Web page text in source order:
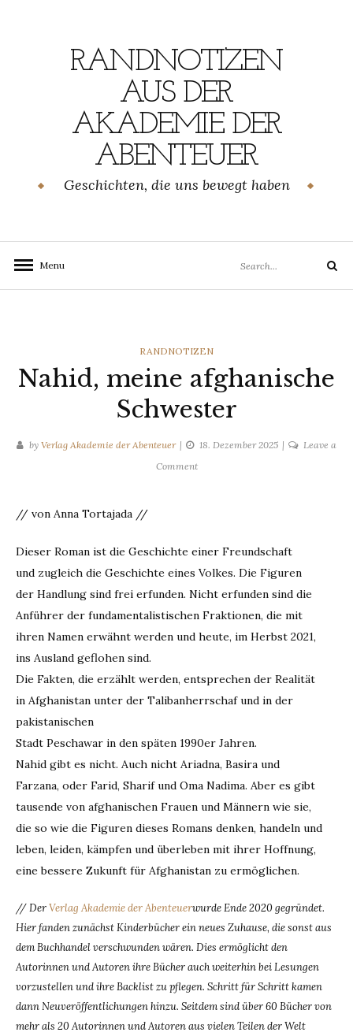
RANDNOTIZEN
AUS DER
AKADEMIE DER
ABENTEUER
Geschichten, die uns bewegt haben
Menu
for:
Search
CATEGORIES
RANDNOTIZEN
Nahid, meine afghanische
Schwester
by Verlag Akademie der Abenteuer 18. Dezember 2025
Leave a
Commenton
// von Anna Tortajada //
Dieser Roman ist die Geschichte einer Freundschaft
und zugleich die Geschichte eines Volkes. Die Figuren
der Handlung sind frei erfunden. Nicht erfunden sind die
Anführer der fundamentalistischen Fraktionen, die mit
ihren Namen erwähnt werden und heute, im Herbst 2021,
ins Ausland geflohen sind.
Die Fakten, die erzählt werden, entsprechen der Realität
in Afghanistan unter der Talibanherrschaf und in der
pakistanischen
Stadt Peschawar in den späten 1990er Jahren.
Nahid gibt es nicht. Auch nicht Ariadna, Basira und
Farzana, oder Farid, Sharif und Oma Nadima. Aber es gibt
tausende von afghanischen Frauen und Männern wie sie,
die so wie die Figuren dieses Romans denken, handeln und
leben, leiden, kämpfen und überleben mit ihrer Hoffnung,
eine bessere Zukunft für Afghanistan zu ermöglichen.
// DerVerlag Akademie der Abenteuerwurde Ende 2020 gegründet.
Hier fanden zunächst Kinderbücher ein neues Zuhause, die sonst aus
dem Buchhandel verschwunden wären. Dies ermöglicht den
Autorinnen und Autoren ihre Bücher auch weiterhin bei Lesungen
vorzustellen und ihre Backlist zu pflegen. Schritt für Schritt kamen
dann Neuveröffentlichungen hinzu. Seitdem sind über 60 Bücher von
mehr als 20 Autorinnen und Autoren aus vielen Teilen der Welt